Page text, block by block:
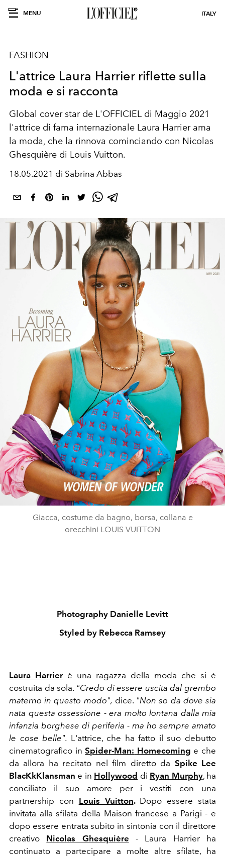
MENU ITALY
FASHION
L'attrice Laura Harrier riflette sulla
moda e si racconta
Global cover star de L'OFFICIEL di Maggio 2021
l'attrice di fama internazionale Laura Harrier ama
la moda, che la rinnova cominciando con Nicolas
Ghesquière di Louis Vuitton.
18.05.2021 di Sabrina Abbas
Giacca, costume da bagno, borsa, collana e
orecchini LOUIS VUITTON
Photography Danielle Levitt
Styled by Rebecca Ramsey
Laura Harrier è una ragazza della moda che si è
costruita da sola. "Credo di essere uscita dal grembo
materno in questo modo", dice. "Non so da dove sia
nata questa ossessione - era molto lontana dalla mia
infanzia borghese di periferia - ma ho sempre amato
le cose belle". L'attrice, che ha fatto il suo debutto
cinematografico inSpider-Man: Homecoming e che
da allora ha recitato nel film diretto da Spike Lee
BlacKkKlansman e in Hollywood di Ryan Murphy, ha
conciliato il suo amore per i vestiti con una
partnership con Louis Vuitton. Dopo essere stata
invitata alla sfilata della Maison francese a Parigi - e
dopo essere entrata subito in sintonia con il direttore
creativo
Nicolas Ghesquière - Laura Harrier ha
continuato a partecipare a molte altre sfilate, ha